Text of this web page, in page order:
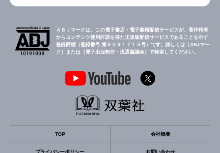
ＡＢＪマークは、この電子書店・電子書籍配信サービスが、著作権者
からコンテンツ使用許諾を得た正規版配信サービスであることを示す
登録商標（登録番号 第６０９１７１３号）です。詳しくは［ABJマー
ク］または［電子出版制作・流通協議会］で検索してください。
TOP 会社概要
プライバシーポリシー お問い合わせ